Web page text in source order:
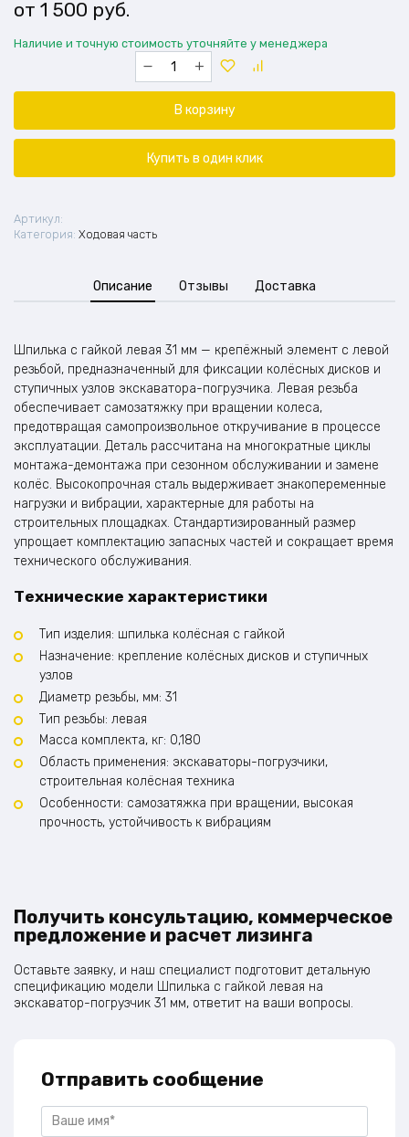
1 500 руб.
Наличие и точную стоимость уточняйте у менеджера
Количество
товара
Шпилька
левая
на
В корзину
Купить в один клик
Артикул:
Категория: Ходовая часть
Описание Отзывы Доставка
Шпилька с гайкой левая 31 мм — крепёжный элемент с левой
резьбой, предназначенный для фиксации колёсных дисков и
ступичных узлов экскаватора-погрузчика. Левая резьба
обеспечивает самозатяжку при вращении колеса,
предотвращая самопроизвольное откручивание в процессе
эксплуатации. Деталь рассчитана на многократные циклы
монтажа-демонтажа при сезонном обслуживании и замене
колёс. Высокопрочная сталь выдерживает знакопеременные
нагрузки и вибрации, характерные для работы на
строительных площадках. Стандартизированный размер
упрощает комплектацию запасных частей и сокращает время
технического обслуживания.
Технические характеристики
Тип изделия: шпилька колёсная с гайкой
Назначение: крепление колёсных дисков и ступичных
узлов
Диаметр резьбы, мм: 31
Тип резьбы: левая
Масса комплекта, кг: 0,180
Область применения: экскаваторы-погрузчики,
строительная колёсная техника
Особенности: самозатяжка при вращении, высокая
прочность, устойчивость к вибрациям
Получить консультацию, коммерческое
предложение и расчет лизинга
Оставьте заявку, и наш специалист подготовит детальную
спецификацию модели Шпилька с гайкой левая на
экскаватор-погрузчик 31 мм, ответит на ваши вопросы.
Отправить сообщение